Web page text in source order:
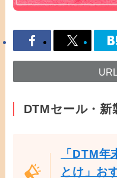
DTMセール・新
「DTM
とけ」お